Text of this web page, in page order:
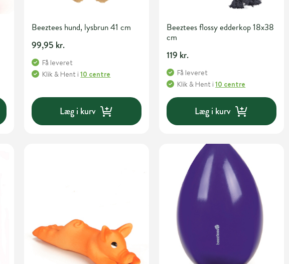
Beeztees hund, lysbrun 41 cm
99,95 kr.
Få leveret
Klik & Hent i10 centre
Læg i kurv
Beeztees flossy edderkop 18x38
cm
119 kr.
Få leveret
Klik & Hent i10 centre
Læg i kurv